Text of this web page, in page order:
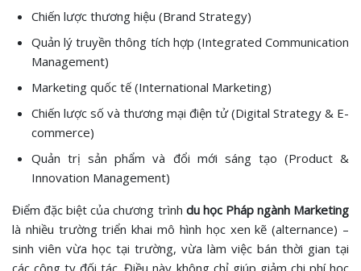
Chiến lược thương hiệu (Brand Strategy)
Quản lý truyền thông tích hợp (Integrated Communication
Management)
Marketing quốc tế (International Marketing)
Chiến lược số và thương mại điện tử (Digital Strategy & E-
commerce)
Quản trị sản phẩm và đổi mới sáng tạo (Product &
Innovation Management)
Điểm đặc biệt của chương trình du học Pháp ngành Marketing
là nhiều trường triển khai mô hình học xen kẽ (alternance) –
sinh viên vừa học tại trường, vừa làm việc bán thời gian tại